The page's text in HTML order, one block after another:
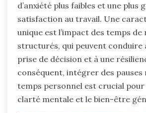
d’anxiété plus faibles et une plus
satisfaction au travail. Une
unique est l’impact des temps de
structurés, qui peuvent conduire
prise de décision et à une
conséquent, intégrer des pauses
temps personnel est crucial
clarté mentale et le bien-être